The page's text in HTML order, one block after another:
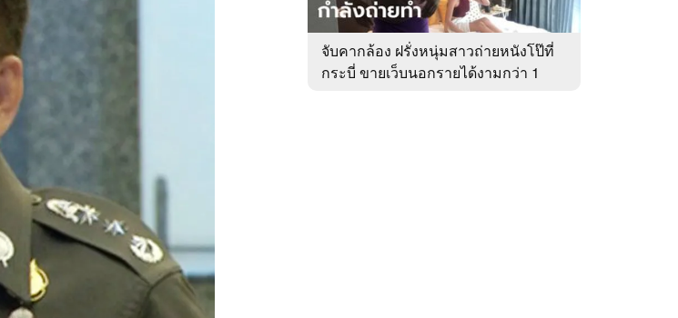
Sanook Choice
จับคากล้อง ฝรั่งหนุ่มสาวถ่ายหนังโป๊ที่
กระบี่ ขายเว็บนอกรายได้งามกว่า 1